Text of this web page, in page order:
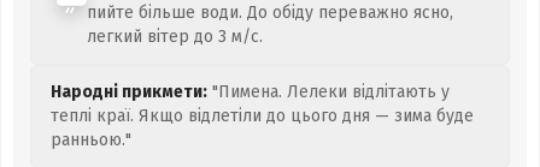
пийте більше води. До обіду переважно ясно,
легкий вітер до 3 м/с.
Народні прикмети: "Пимена. Лелеки відлітають у
теплі краї. Якщо відлетіли до цього дня — зима буде
ранньою."